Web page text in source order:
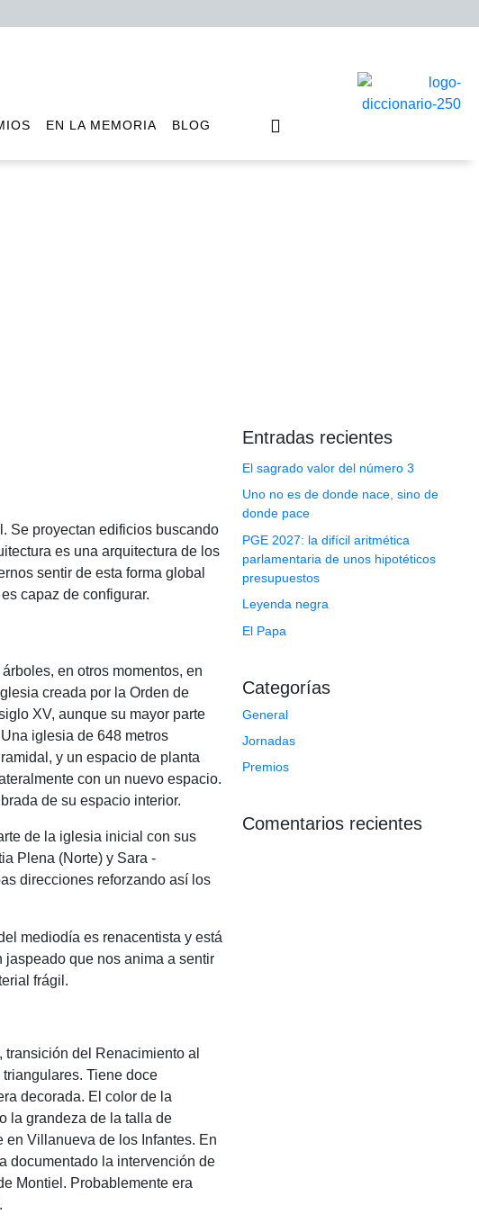
EN LA MEMORIA BLOG
Se proyectan edificios buscando
es una arquitectura de los
sentir de esta forma global
capaz de configurar.
en otros momentos, en
creada por la Orden de
XV, aunque su mayor parte
iglesia de 648 metros
y un espacio de planta
con un nuevo espacio.
de su espacio interior.
de la iglesia inicial con sus
Plena (Norte) y Sara -
direcciones reforzando así los
mediodía es renacentista y está
que nos anima a sentir
frágil.
del Renacimiento al
Tiene doce
decorada. El color de la
la grandeza de la talla de
en Villanueva de los Infantes. En
documentado la intervención de
Montiel. Probablemente era
Entradas recientes
El sagrado valor del número 3
Uno no es de donde nace, sino de
donde pace
PGE 2027: la difícil aritmética
parlamentaria de unos hipotéticos
presupuestos
Leyenda negra
El Papa
Categorías
General
Jornadas
Premios
Comentarios recientes